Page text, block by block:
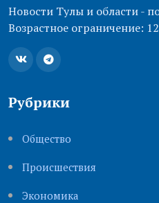
Новости Тулы и области -
Возрастное ограничение:
Рубрики
Общество
Происшествия
Экономика